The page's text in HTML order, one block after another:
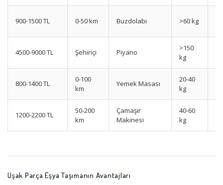
900-1500 TL 0-50 km Buzdolabı >60 kg
4500-9000 TL Şehiriçi Piyano
>150
kg
800-1400 TL
0-100
km
Yemek Masası
20-40
kg
1200-2200 TL
50-200
km
Çamaşır
Makinesi
40-60
kg
Uşak Parça Eşya Taşımanın Avantajları